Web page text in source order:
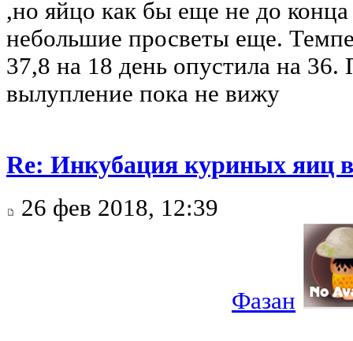
,но яйцо как бы еще не до
небольшие просветы еще.
37,8 на 18 день опустила на 36.
вылупление пока не вижу
Re: Инкубация куриных яиц
26 фев 2018, 12:39
Фазан